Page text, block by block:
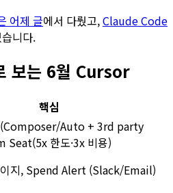
어제 글에서 다뤘고,Claude Code
니다.
보는 6월 Cursor
핵심
(Composer/Auto + 3rd party
Seat(5x 한도·3x 비용)
이지, Spend Alert (Slack/Email)